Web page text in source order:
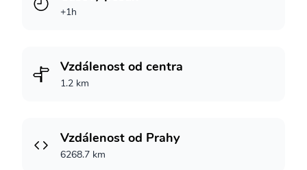
+1h
Vzdálenost od centra
1.2 km
Vzdálenost od Prahy
6268.7 km